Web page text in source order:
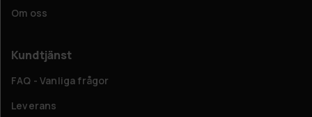
Om oss
Kundtjänst
FAQ - Vanliga frågor
Leverans